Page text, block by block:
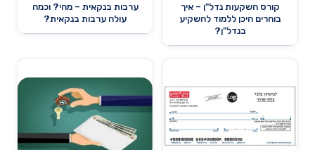
קורס השקעות נדל"ן – איך
בוחרים היכן ללמוד להשקיע
בנדל"ן?
ערבות בנקאית – מהי? וכמה
עולה ערבות בנקאית?